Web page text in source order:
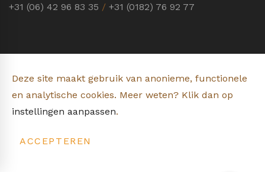
+31 (06) 42 96 83 35 / +31 (0182) 76 92 77
Recensies
Deze site maakt gebruik van anonieme, functionele
en analytische cookies. Meer weten? Klik dan op
instellingen aanpassen.
ACCEPTEREN